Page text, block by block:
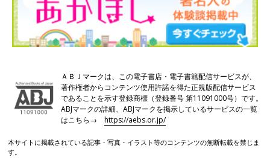
ＡＢＪマークは、この電子書店・電子書籍配信サービスが、
著作権者からコンテンツ使用許諾を得た正規版配信サービス
であることを示す登録商標（登録番号 第11091000号）です。
ABJマークの詳細、ABJマークを掲示しているサービスの一覧
はこちら→https://aebs.or.jp/
本サイトに掲載されている記事・写真・イラスト等のコンテンツの無断転載を禁じま
す。